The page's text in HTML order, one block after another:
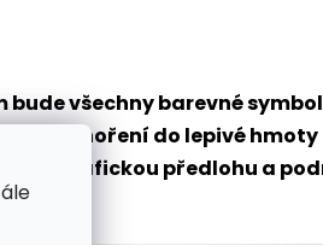
všechny barevné
po ponoření do lepivé
grafickou předlohu a